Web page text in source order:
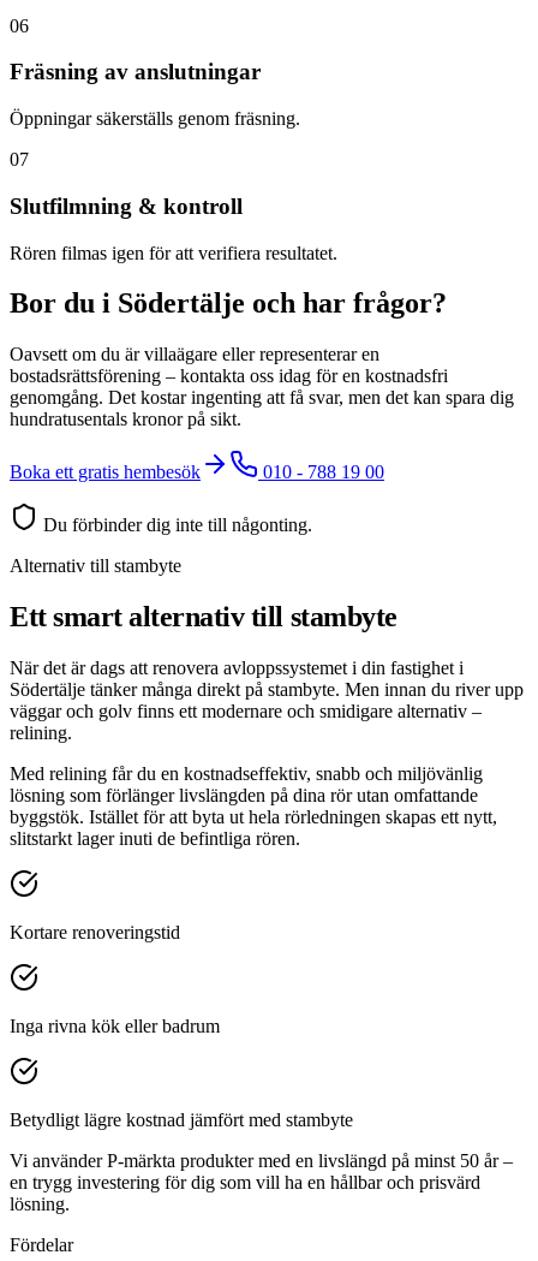
06
Fräsning av anslutningar
Öppningar säkerställs genom fräsning.
07
Slutfilmning & kontroll
Rören filmas igen för att verifiera resultatet.
Bor du i Södertälje och har frågor?
Oavsett om du är villaägare eller representerar en
bostadsrättsförening – kontakta oss idag för en kostnadsfri
genomgång. Det kostar ingenting att få svar, men det kan spara dig
hundratusentals kronor på sikt.
Boka ett gratis hembesök 010 - 788 19 00
Du förbinder dig inte till någonting.
Alternativ till stambyte
Ett smart alternativ till stambyte
När det är dags att renovera avloppssystemet i din fastighet i
Södertälje tänker många direkt på stambyte. Men innan du river upp
väggar och golv finns ett modernare och smidigare alternativ –
relining.
Med relining får du en kostnadseffektiv, snabb och miljövänlig
lösning som förlänger livslängden på dina rör utan omfattande
byggstök. Istället för att byta ut hela rörledningen skapas ett nytt,
slitstarkt lager inuti de befintliga rören.
Kortare renoveringstid
Inga rivna kök eller badrum
Betydligt lägre kostnad jämfört med stambyte
Vi använder P-märkta produkter med en livslängd på minst 50 år –
en trygg investering för dig som vill ha en hållbar och prisvärd
lösning.
Fördelar